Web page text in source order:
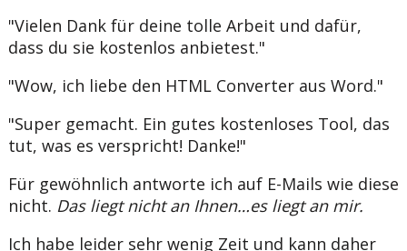
"Vielen Dank für deine tolle Arbeit und dafür,
dass du sie kostenlos anbietest."
"Wow, ich liebe den HTML Converter aus Word."
"Super gemacht. Ein gutes kostenloses Tool, das
tut, was es verspricht! Danke!"
Für gewöhnlich antworte ich auf E-Mails wie diese
nicht. Das liegt nicht an Ihnen…es liegt an mir.
Ich habe leider sehr wenig Zeit und kann daher